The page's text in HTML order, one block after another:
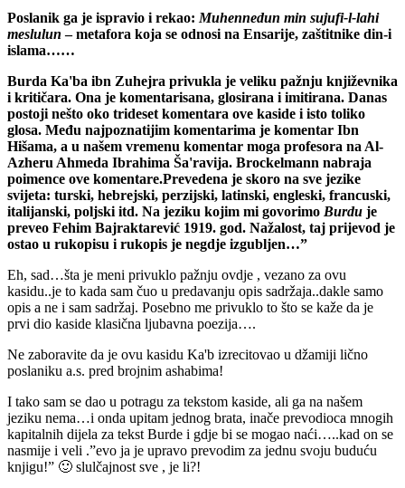
Poslanik ga je ispravio i rekao: Muhennedun min sujufi-l-lahi
meslulun – metafora koja se odnosi na Ensarije, zaštitnike din-i
islama……
Burda Ka'ba ibn Zuhejra privukla je veliku pažnju književnika
i kritičara. Ona je komentarisana, glosirana i imitirana. Danas
postoji nešto oko trideset komentara ove kaside i isto toliko
glosa. Među najpoznatijim komentarima je komentar Ibn
Hišama, a u našem vremenu komentar moga profesora na Al-
Azheru Ahmeda Ibrahima Ša'ravija. Brockelmann nabraja
poimence ove komentare.Prevedena je skoro na sve jezike
svijeta: turski, hebrejski, perzijski, latinski, engleski, francuski,
italijanski, poljski itd. Na jeziku kojim mi govorimo Burdu je
preveo Fehim Bajraktarević 1919. god. Nažalost, taj prijevod je
ostao u rukopisu i rukopis je negdje izgubljen…”
Eh, sad…šta je meni privuklo pažnju ovdje , vezano za ovu
kasidu..je to kada sam čuo u predavanju opis sadržaja..dakle samo
opis a ne i sam sadržaj. Posebno me privuklo to što se kaže da je
prvi dio kaside klasična ljubavna poezija….
Ne zaboravite da je ovu kasidu Ka'b izrecitovao u džamiji lično
poslaniku a.s. pred brojnim ashabima!
I tako sam se dao u potragu za tekstom kaside, ali ga na našem
jeziku nema…i onda upitam jednog brata, inače prevodioca mnogih
kapitalnih dijela za tekst Burde i gdje bi se mogao naći…..kad on se
nasmije i veli .”evo ja je upravo prevodim za jednu svoju buduću
knjigu!” 🙂 slulčajnost sve , je li?!